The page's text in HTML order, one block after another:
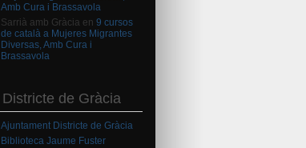
Amb Cura i Brassavola
Sarrià amb Gràcia en 9 cursos
de català a Mujeres Migrantes
Diversas, Amb Cura i
Brassavola
Districte de Gràcia
Ajuntament Districte de Gràcia
Biblioteca Jaume Fuster